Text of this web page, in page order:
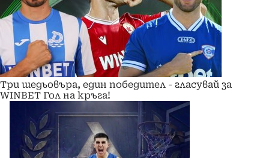
Три шедьовъра, един победител - гласувай за
WINBET Гол на кръга!